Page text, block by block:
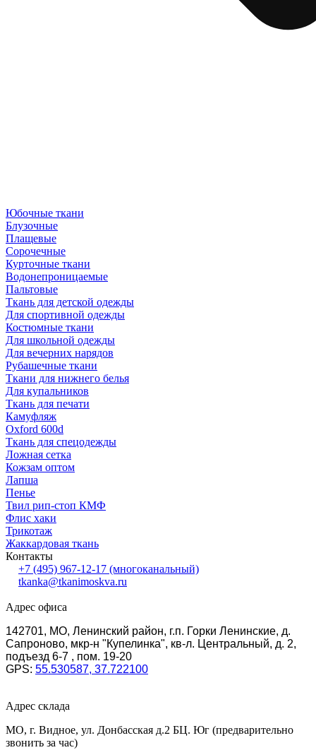
Юбочные ткани
Блузочные
Плащевые
Сорочечные
Курточные ткани
Водонепроницаемые
Пальтовые
Ткань для детской одежды
Для спортивной одежды
Костюмные ткани
Для школьной одежды
Для вечерних нарядов
Рубашечные ткани
Ткани для нижнего белья
Для купальников
Ткань для печати
Камуфляж
Oxford 600d
Ткань для спецодежды
Ложная сетка
Кожзам оптом
Лапша
Пенье
Твил рип-стоп КМФ
Флис хаки
Трикотаж
Жаккардовая ткань
Контакты
+7 (495) 967-12-17 (многоканальный)
tkanka@tkanimoskva.ru
Адрес офиса
142701, МО, Ленинский район, г.п. Горки Ленинские, д.
Сапроново, мкр-н "Купелинка", кв-л. Центральный, д. 2,
подъезд 6-7 , пом. 19-20
GPS: 55.530587, 37.722100
Адрес склада
МО, г. Видное, ул. Донбасская д.2 БЦ. Юг (предварительно
звонить за час)